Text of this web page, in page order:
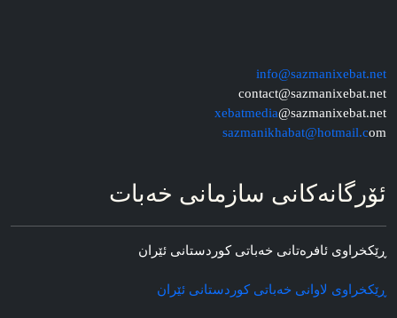
info@sazmanixebat.net
contact@sazmanixebat.net
xebatmedia@sazmanixebat.net
sazmanikhabat@hotmail.com
ئۆرگانه‌کانی سازمانی خه‌بات
ڕێکخراوی ئافره‌تانی خه‌باتی کوردستانی ئێران
ڕێکخراوی لاوانی خه‌باتی کوردستانی ئێران